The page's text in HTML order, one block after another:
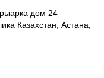
дом 24
Казахстан, Астана,